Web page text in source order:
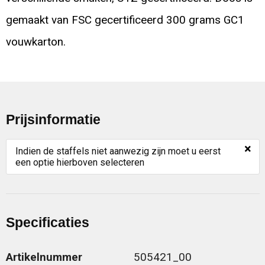
gemaakt van FSC gecertificeerd 300 grams GC1
vouwkarton.
Prijsinformatie
Indien de staffels niet aanwezig zijn moet u eerst
een optie hierboven selecteren
×
Specificaties
Artikelnummer 505421_00